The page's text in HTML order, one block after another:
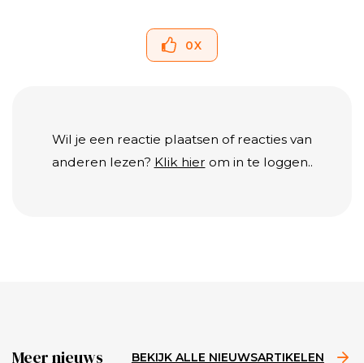
0X
Wil je een reactie plaatsen of reacties van
anderen lezen? Klik hier om in te loggen..
Meer nieuws BEKIJK ALLE NIEUWSARTIKELEN